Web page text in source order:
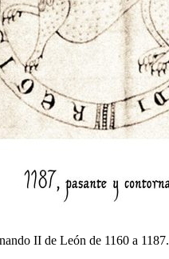
II de León de 1160 a 1187.